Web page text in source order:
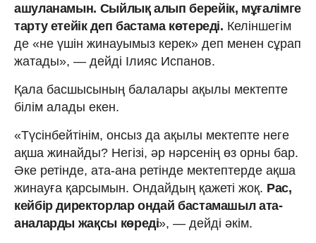
ашуланамын. Сыйлық алып берейік, мұғалімге
тарту етейік деп бастама көтереді. Келіншегім
де «не үшін жинауымыз керек» деп менен сұрап
жатады», — дейді Ілияс Испанов.
Қала басшысының балалары ақылы мектепте
білім алады екен.
«Түсінбейтінім, онсыз да ақылы мектепте неге
ақша жинайды? Негізі, әр нәрсенің өз орны бар.
Әке ретінде, ата-ана ретінде мектептерде ақша
жинауға қарсымын. Ондайдың қажеті жоқ. Рас,
кейбір директорлар ондай бастамашыл ата-
аналарды жақсы көреді», — дейді әкім.